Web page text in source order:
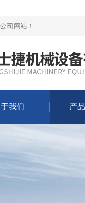
司网站 ！
我们 产